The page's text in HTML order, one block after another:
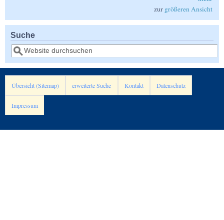
zur größeren Ansicht
Suche
Suche
Übersicht (Sitemap) erweiterte Suche Kontakt Datenschutz
Impressum